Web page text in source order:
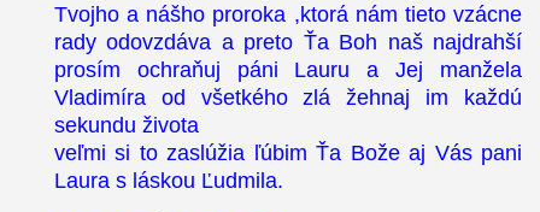
Tvojho a nášho proroka ,ktorá nám tieto vzácne
rady odovzdáva a preto Ťa Boh naš najdrahší
prosím ochraňuj páni Lauru a Jej manžela
Vladimíra od všetkého zlá žehnaj im každú
sekundu života
veľmi si to zaslúžia ľúbim Ťa Bože aj Vás pani
Laura s láskou Ľudmila.